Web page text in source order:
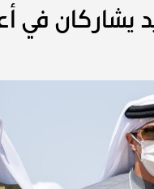
يشاركان في